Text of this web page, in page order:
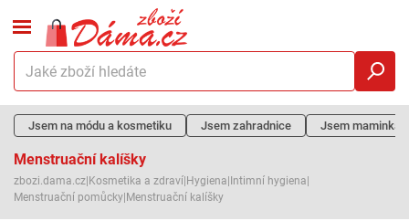
Jsem na módu a kosmetiku Jsem zahradnice Jsem maminka
Menstruační kalíšky
zbozi.dama.cz Kosmetika a zdraví Hygiena Intimní hygiena
Menstruační pomůcky Menstruační kalíšky